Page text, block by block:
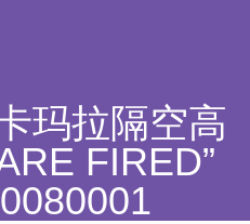
玛拉隔空高
FIRED”